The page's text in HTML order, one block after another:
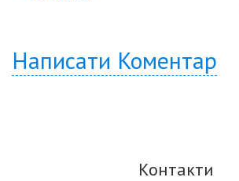
Написати Коментар
Контакти